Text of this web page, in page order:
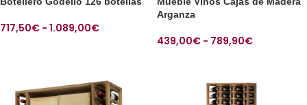
717,50€ - 1.089,00€
Arganza
439,00€ - 789,90€